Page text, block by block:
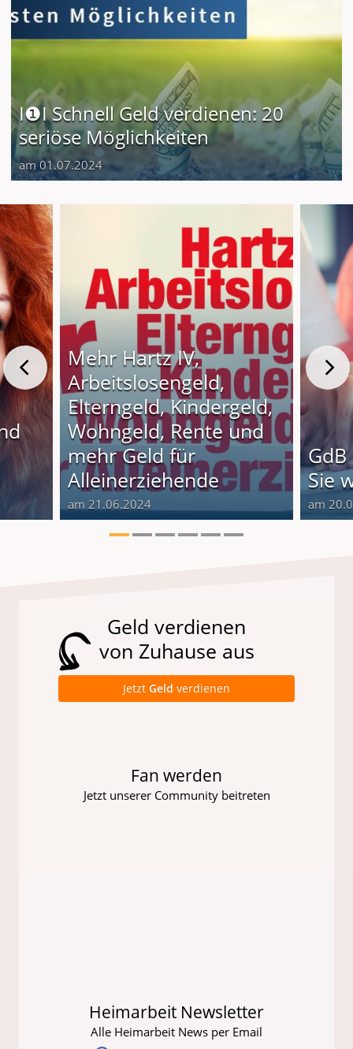
I❶I Schnell Geld verdienen: 20
seriöse Möglichkeiten
am 01.07.2024
Mehr Hartz IV,
Arbeitslosengeld,
Elterngeld, Kindergeld,
Wohngeld, Rente und
mehr Geld für
Alleinerziehende
am 21.06.2024
Sie
am
Geld verdienen
von Zuhause aus
Jetzt Geld verdienen
Fan werden
Jetzt unserer Community beitreten
Heimarbeit Newsletter
Alle Heimarbeit News per Email